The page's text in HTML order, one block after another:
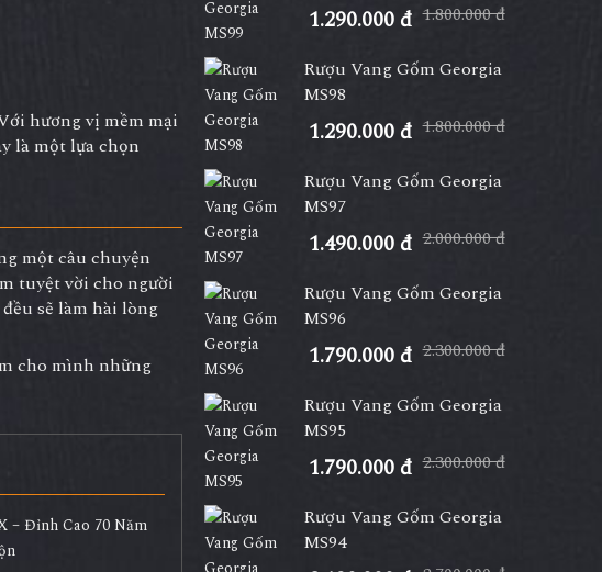
hương vị mềm mại
là một lựa chọn
một câu chuyện
tuyệt vời cho người
sẽ làm hài lòng
cho mình những
1.290.000 đ 1.800.000 đ
Rượu Vang Gốm Georgia
MS98
1.290.000 đ 1.800.000 đ
Rượu Vang Gốm Georgia
MS97
1.490.000 đ 2.000.000 đ
Rượu Vang Gốm Georgia
MS96
1.790.000 đ 2.300.000 đ
Rượu Vang Gốm Georgia
MS95
1.790.000 đ 2.300.000 đ
Rượu Vang Gốm Georgia
MS94